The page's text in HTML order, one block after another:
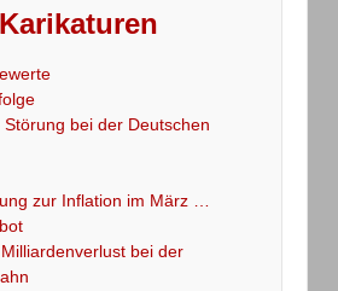
Störung bei der Deutschen
zur Inflation im März …
bei der